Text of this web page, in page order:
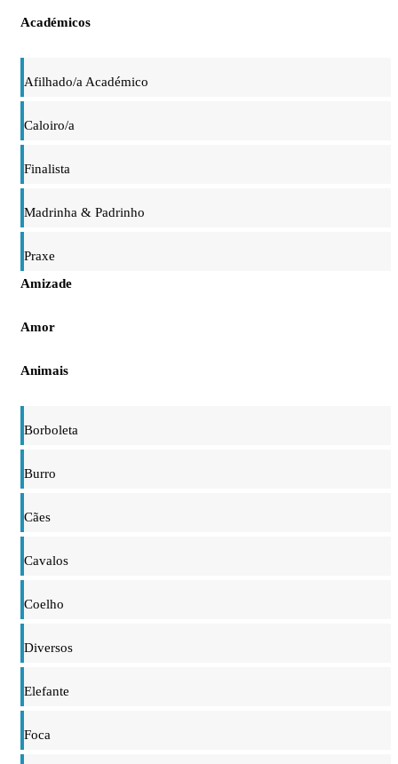
Académicos
Afilhado/a Académico
Caloiro/a
Finalista
Madrinha & Padrinho
Praxe
Amizade
Amor
Animais
Borboleta
Burro
Cães
Cavalos
Coelho
Diversos
Elefante
Foca